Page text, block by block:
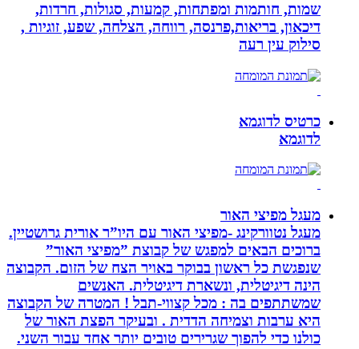
שמות, חותמות ומפתחות, קמעות, סגולות, חרדות,
דיכאון, בריאות,פרנסה, רווחה, הצלחה, שפע, זוגיות ,
סילוק עין רעה
כרטיס לדוגמא
לדוגמא
מעגל מפיצי האור
מעגל נטוורקינג -מפיצי האור עם היו”ר אורית גרושטיין.
ברוכים הבאים למפגש של קבוצת ”מפיצי האור”
שנפגשת כל ראשון בבוקר באויר הצח של הזום. הקבוצה
הינה דיגיטלית, ונשארת דיגיטלית. האנשים
שמשתתפים בה : מכל קצווי-תבל ! המטרה של הקבוצה
היא ערבות וצמיחה הדדית . ובעיקר הפצת האור של
כולנו כדי להפוך שגרירים טובים יותר אחד עבור השני.